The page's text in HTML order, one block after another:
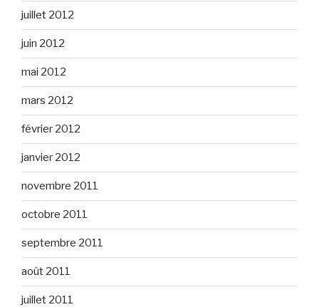
juillet 2012
juin 2012
mai 2012
mars 2012
février 2012
janvier 2012
novembre 2011
octobre 2011
septembre 2011
août 2011
juillet 2011